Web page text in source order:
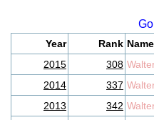
Year Rank Name
2015
308
2014
337
2013
342